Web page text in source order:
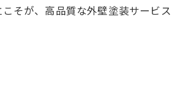
そが、高品質な外壁塗装サービ